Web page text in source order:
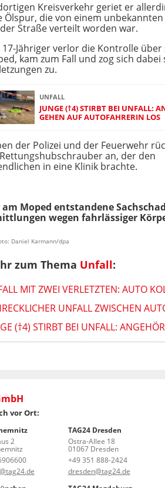
Kreisverkehr geriet er
Ölspur, die von einem unbekannten
Straße verteilt worden war.
17-Jähriger verlor die Kontrolle über
kam zum Fall und zog sich dabei
zu.
UNFALL
JUNGE (†4) STIRBT BEI UNFALL:
GEHEN AUF AUTOFAHRERIN LOS
der Polizei und der Feuerwehr
an, der den
in eine Klinik brachte.
am Moped entstandene
wegen fahrlässiger
Daniel Karmann/dpa
zum Thema Unfall:
MIT ZWEI VERLETZTEN: AUTO
UNFALL ZWISCHEN
(†4) STIRBT BEI UNFALL:
vor Ort:
2
TAG24 Dresden
Ostra-Allee 18
01067 Dresden
+49 351 888-2424
dresden@tag24.de